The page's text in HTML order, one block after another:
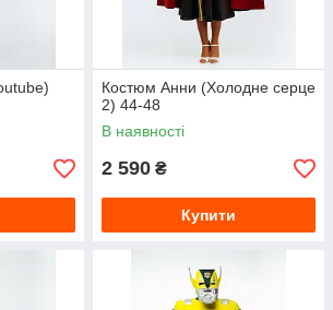
Костюм Анни (Холодне серце
2) 44-48
В наявності
2 590 ₴
Купити